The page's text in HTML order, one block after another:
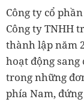
Công ty cổ
Công ty TNHH
thành lập năm
hoạt động
trong những
phía Nam,